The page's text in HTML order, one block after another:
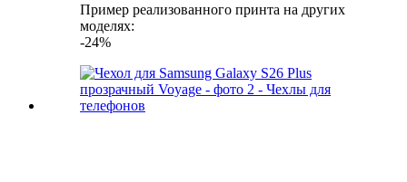
Пример реализованного принта на других
моделях:
-24%